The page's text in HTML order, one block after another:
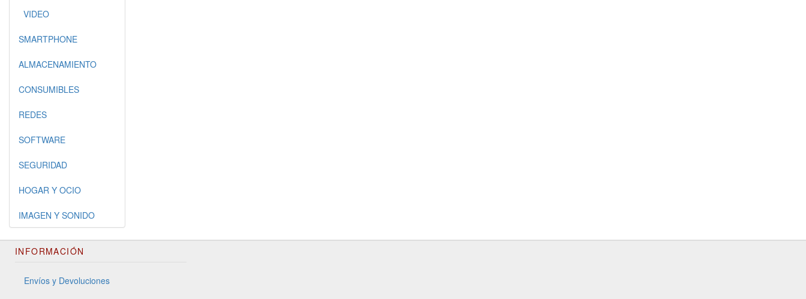
VIDEO
SMARTPHONE
ALMACENAMIENTO
CONSUMIBLES
REDES
SOFTWARE
SEGURIDAD
HOGAR Y OCIO
IMAGEN Y SONIDO
INFORMACIÓN
Envíos y Devoluciones